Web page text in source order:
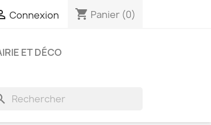
Connexion shopping_cart Panier (0)
ET DÉCO